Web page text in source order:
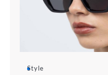
Style